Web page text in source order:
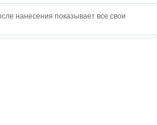
нанесения показывает все свои